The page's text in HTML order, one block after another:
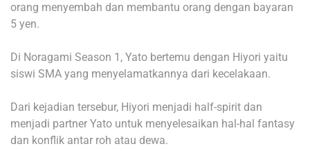
orang menyembah dan membantu orang dengan bayaran
5 yen.
Di Noragami Season 1, Yato bertemu dengan Hiyori yaitu
siswi SMA yang menyelamatkannya dari kecelakaan.
Dari kejadian tersebur, Hiyori menjadi half-spirit dan
menjadi partner Yato untuk menyelesaikan hal-hal fantasy
dan konflik antar roh atau dewa.